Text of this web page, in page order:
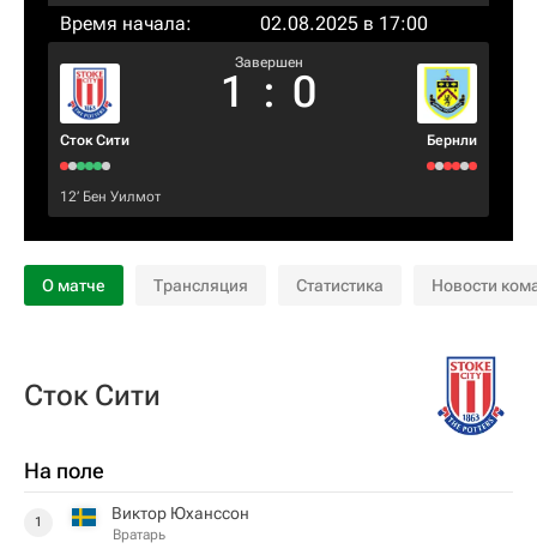
Время начала:
02.08.2025 в 17:00
Сток Сити
Завершен
1 : 0
Бернли
12‎’‎ Бен Уилмот
О матче Трансляция Статистика Новости
Сток Сити
На поле
1 Виктор Юханссон
Вратарь